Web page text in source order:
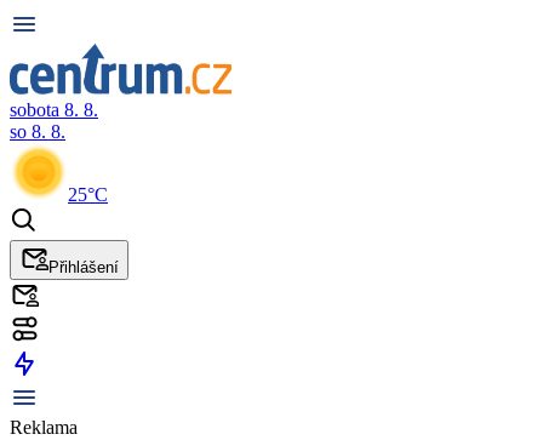
sobota 8. 8.
so 8. 8.
25°C
Přihlášení
Reklama